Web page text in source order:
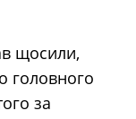
щосили,
головного
за